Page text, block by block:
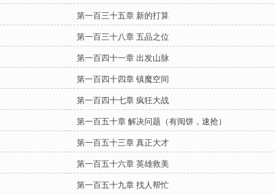
第一百三十五章 新的打算
第一百三十八章 五品之位
第一百四十一章 出发山脉
第一百四十四章 镇魔空间
第一百四十七章 疯狂大战
第一百五十章 解决问题（有阅饼，速抢）
第一百五十三章 真正大才
第一百五十六章 英雄救美
第一百五十九章 找人帮忙